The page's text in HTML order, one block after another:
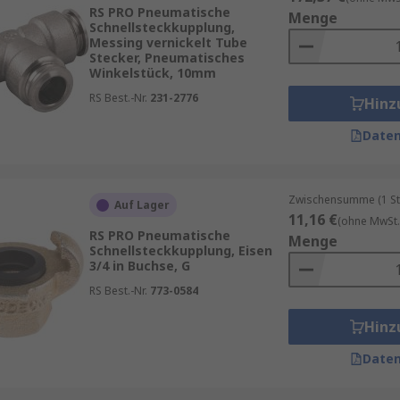
sollten folgende Kriterien
die Kupplungen aus unterschiedlichen Materialien
der Kupplungen zu überprüfen, um eine
vorhandenen Systemen und Komponenten kompatibel
wie der Lebensmittel- oder Medizintechnik,
Sie darauf, dass die ausgewählten Kupplungen den
RS PRO Pneumatische
Schnellsteckkupplung,
Messing vernickelt Tube
Stecker, Pneumatisches
Winkelstück, 10mm
RS Best.-Nr. 231-2776
Menge
Auf Lager
RS PRO Pneumatische
Schnellsteckkupplung, Eisen
3/4 in Buchse, G
RS Best.-Nr. 773-0584
Zwischensumme (1
11,16 €(ohne
Menge